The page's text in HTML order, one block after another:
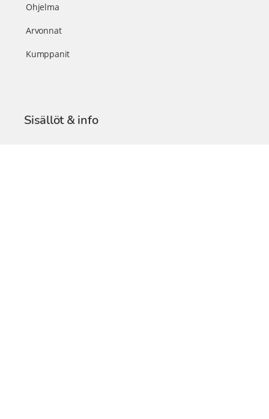
Ohjelma
Arvonnat
Kumppanit
Sisällöt & info